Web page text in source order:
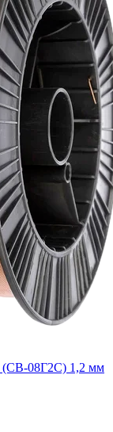
(СВ-08Г2С) 1,2 мм